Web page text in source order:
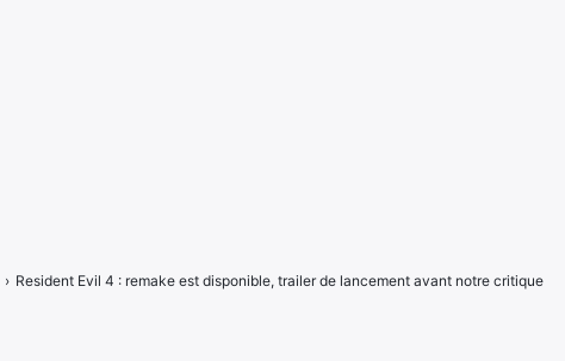
› Resident Evil 4 : remake est disponible, trailer de lancement avant notre critique